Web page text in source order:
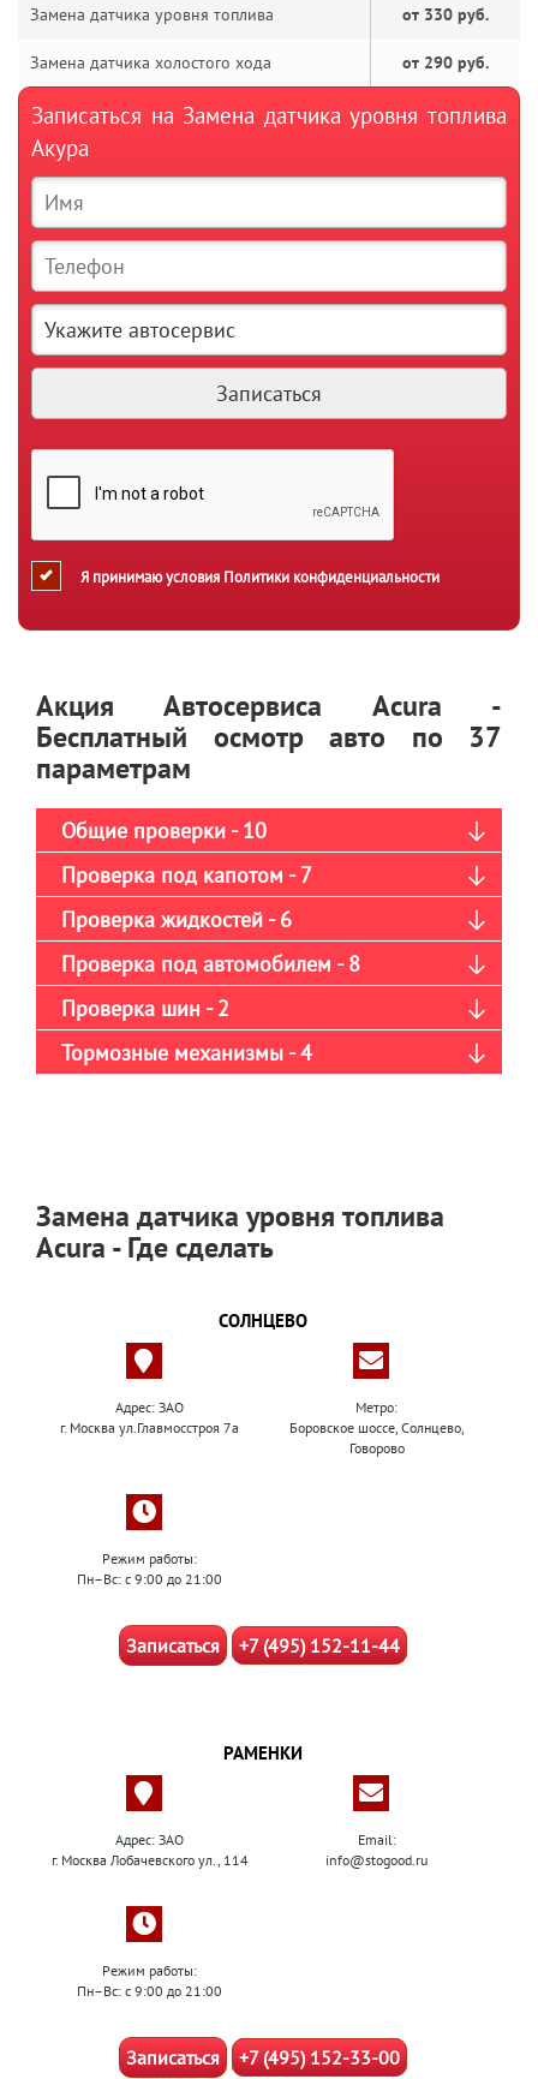
Замена датчика уровня топлива от 330 руб.
Замена датчика холостого хода от 290 руб.
Записаться на Замена датчика уровня топлива
Акура
Я принимаю условия Политики конфиденциальности
Акция Автосервиса Acura -
Бесплатный осмотр авто по 37
параметрам
Общие проверки - 10
Проверка под капотом - 7
Проверка жидкостей - 6
Проверка под автомобилем - 8
Проверка шин - 2
Тормозные механизмы - 4
Замена датчика уровня топлива
Acura - Где сделать
СОЛНЦЕВО
Адрес: ЗАО
г. Москва ул.Главмосстроя 7а
Метро:
Боровское шоссе, Солнцево,
Говорово
Режим работы:
Пн–Вс: с 9:00 до 21:00
Записаться +7 (495) 152-11-44
РАМЕНКИ
Адрес: ЗАО
г. Москва Лобачевского ул., 114
Email:
info@stogood.ru
Режим работы:
Пн–Вс: с 9:00 до 21:00
Записаться +7 (495) 152-33-00